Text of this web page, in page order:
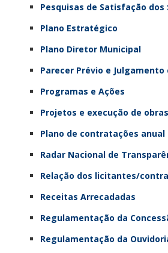
Pesquisas de Satisfação dos
Plano Estratégico
Plano Diretor Municipal
Parecer Prévio e Julgamento
Programas e Ações
Projetos e execução de
Plano de contratações anual
Radar Nacional de
Relação dos licitantes/
Receitas Arrecadadas
Regulamentação da
Regulamentação da